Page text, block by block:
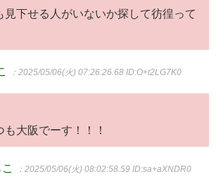
見下せる人がいないか探して彷徨って
：2025/05/06(火) 07:26:26.68 ID:O+t2LG7K0
大阪でーす！！！
：2025/05/06(火) 08:02:58.59 ID:sa+aXNDR0